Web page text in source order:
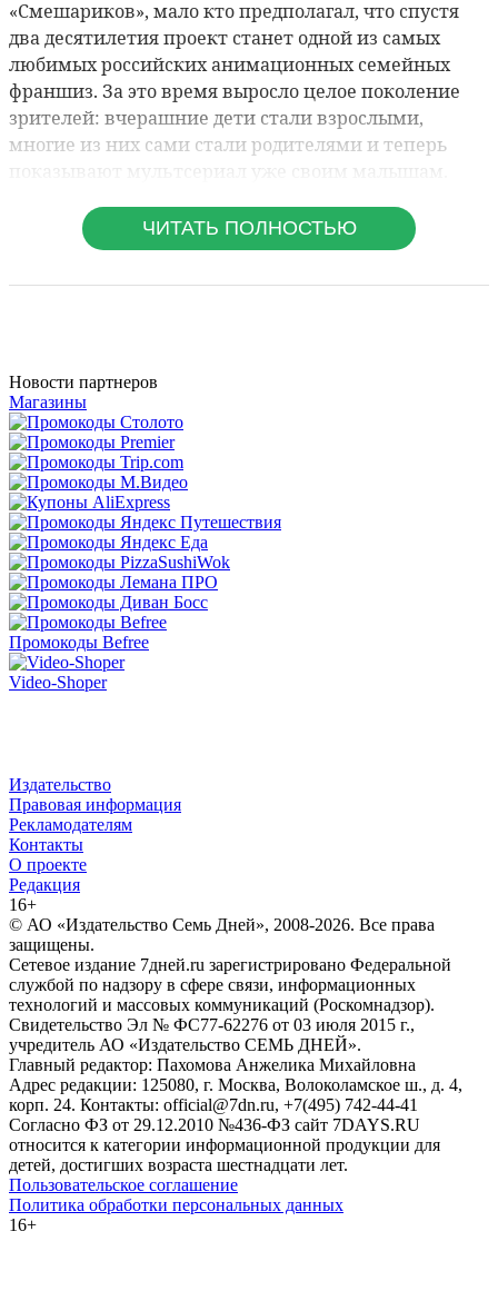
Новости партнеров
Магазины
Промокоды Befree
Video-Shoper
Издательство
Правовая информация
Рекламодателям
Контакты
О проекте
Редакция
16+
© АО «Издательство Семь Дней», 2008-2026. Все права
защищены.
Сетевое издание 7дней.ru зарегистрировано Федеральной
службой по надзору в сфере связи, информационных
технологий и массовых коммуникаций (Роскомнадзор).
Свидетельство Эл № ФС77-62276 от 03 июля 2015 г.,
учредитель АО «Издательство СЕМЬ ДНЕЙ».
Главный редактор: Пахомова Анжелика Михайловна
Адрес редакции: 125080, г. Москва, Волоколамское ш., д. 4,
корп. 24. Контакты: official@7dn.ru, +7(495) 742-44-41
Согласно ФЗ от 29.12.2010 №436-ФЗ сайт 7DAYS.RU
относится к категории информационной продукции для
детей, достигших возраста шестнадцати лет.
Пользовательское соглашение
Политика обработки персональных данных
16+